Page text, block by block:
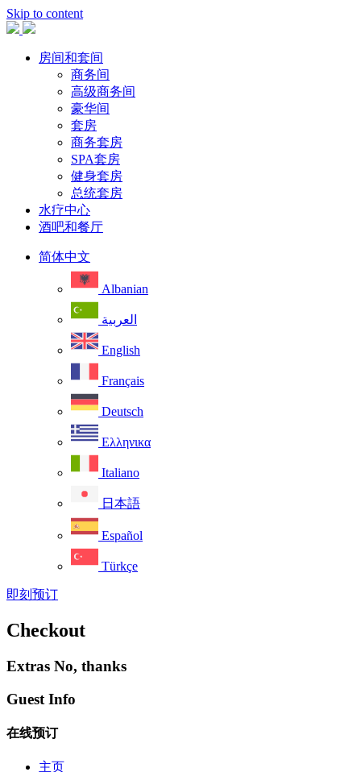
Skip to content
房间和套间
商务间
高级商务间
豪华间
套房
商务套房
SPA套房
健身套房
总统套房
水疗中心
酒吧和餐厅
简体中文
Albanian
العربية
English
Français
Deutsch
Ελληνικα
Italiano
日本語
Español
Türkçe
即刻预订
Checkout
Extras No, thanks
Guest Info
在线预订
主页